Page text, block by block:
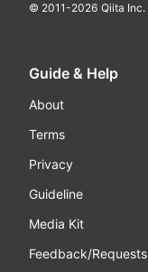
© 2011-2026 Qiita Inc.
Guide & Help
About
Terms
Privacy
Guideline
Media Kit
Feedback/Requests